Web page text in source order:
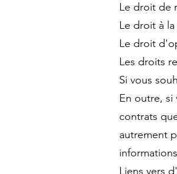
Le droit de
Le droit à
Le droit
Les droits
Si vous
En outre,
contrats
autrement
Liens vers